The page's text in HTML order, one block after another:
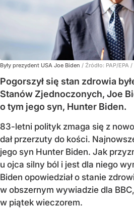
Były prezydent USA Joe Biden / Źródło: PAP/EPA /
Pogorszył się stan zdrowia
Stanów Zjednoczonych, Joe
o tym jego syn, Hunter Biden.
83-letni polityk zmaga się z
dał przerzuty do kości.
jego syn Hunter Biden. Jak
u ojca silny ból i jest dla niego
Biden opowiedział o stanie
w obszernym wywiadzie dla
w piątek wieczorem.